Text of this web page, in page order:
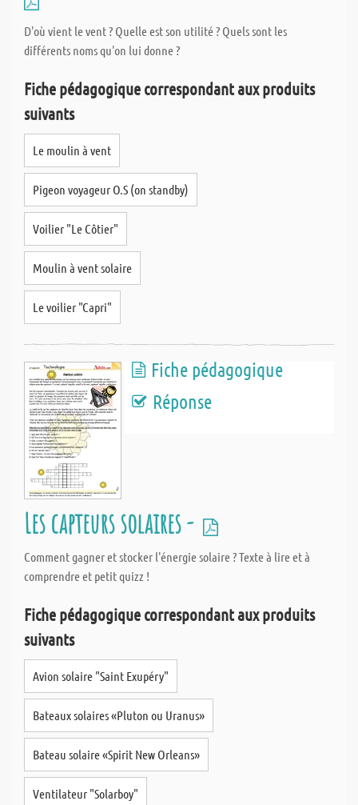
bois et le métal avec précision. IL faut toutefois calculer avec une
marge de tolérence de +/- 1 mm.
c'est la livraison rapide de vos articles découpées sur mesure. Les
commandes passées directement sur le site internet, sont
Chaque découpe est étiquettée séparément de sorte qu'à la
réception de votre colis, vous savez immédiatement quelle
découpe correspond à votre commande.
D'où vient le vent ? Quelle est son utilité ? Quels sont les
différents noms qu'on lui donne ?
Fiche pédagogique correspondant aux produits
suivants
Le moulin à vent
Pigeon voyageur O.S (on standby)
Voilier "Le Côtier"
Moulin à vent solaire
Le voilier "Capri"
Fiche pédagogique
Réponse
Les capteurs solaires -
Comment gagner et stocker l'énergie solaire ? Texte à lire et à
comprendre et petit quizz !
Fiche pédagogique correspondant aux produits
suivants
Avion solaire "Saint Exupéry"
Bateaux solaires «Pluton ou Uranus»
Bateau solaire «Spirit New Orleans»
Ventilateur "Solarboy"